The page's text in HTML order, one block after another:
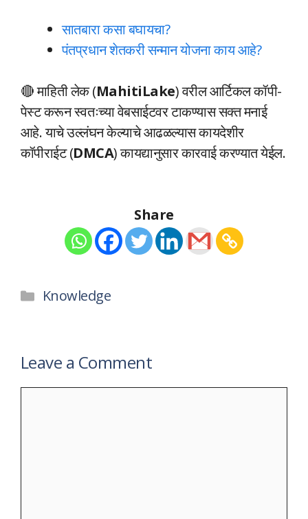
सातबारा कसा बघायचा?
पंतप्रधान शेतकरी सन्मान योजना काय आहे?
🔴 माहिती लेक (MahitiLake) वरील आर्टिकल कॉपी-
पेस्ट करून स्वतःच्या वेबसाईटवर टाकण्यास सक्त मनाई
आहे. याचे उल्लंघन केल्याचे आढळल्यास कायदेशीर
कॉपीराईट (DMCA) कायद्यानुसार कारवाई करण्यात येईल.
Share
Categories
Knowledge
Leave a Comment